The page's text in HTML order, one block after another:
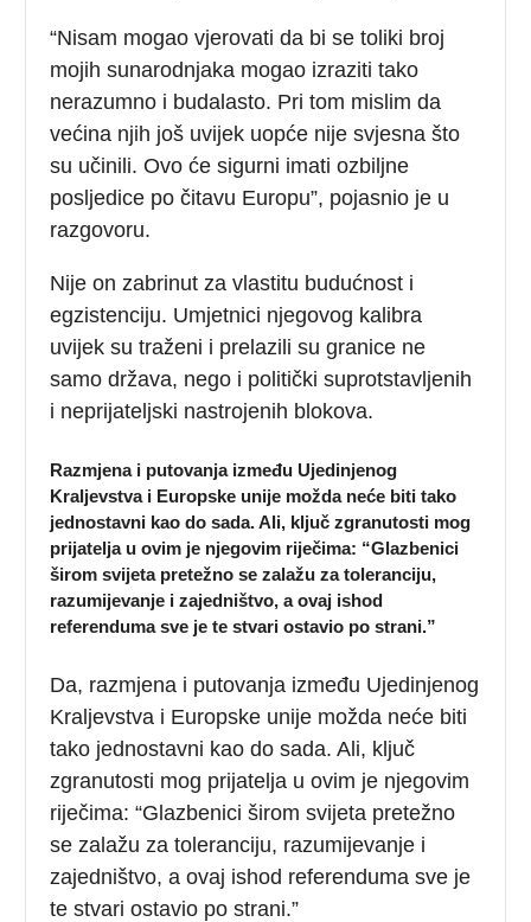
“Nisam mogao vjerovati da bi se toliki broj
mojih sunarodnjaka mogao izraziti tako
nerazumno i budalasto. Pri tom mislim da
većina njih još uvijek uopće nije svjesna što
su učinili. Ovo će sigurni imati ozbiljne
posljedice po čitavu Europu”, pojasnio je u
razgovoru.
Nije on zabrinut za vlastitu budućnost i
egzistenciju. Umjetnici njegovog kalibra
uvijek su traženi i prelazili su granice ne
samo država, nego i politički suprotstavljenih
i neprijateljski nastrojenih blokova.
Razmjena i putovanja između Ujedinjenog
Kraljevstva i Europske unije možda neće biti tako
jednostavni kao do sada. Ali, ključ zgranutosti mog
prijatelja u ovim je njegovim riječima: “Glazbenici
širom svijeta pretežno se zalažu za toleranciju,
razumijevanje i zajedništvo, a ovaj ishod
referenduma sve je te stvari ostavio po strani.”
Da, razmjena i putovanja između Ujedinjenog
Kraljevstva i Europske unije možda neće biti
tako jednostavni kao do sada. Ali, ključ
zgranutosti mog prijatelja u ovim je njegovim
riječima: “Glazbenici širom svijeta pretežno
se zalažu za toleranciju, razumijevanje i
zajedništvo, a ovaj ishod referenduma sve je
te stvari ostavio po strani.”